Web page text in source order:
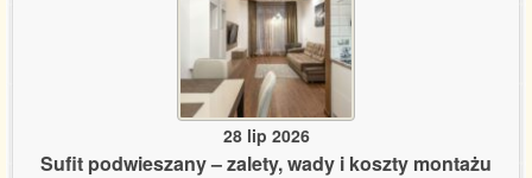
28 lip 2026
Sufit podwieszany – zalety, wady i koszty montażu